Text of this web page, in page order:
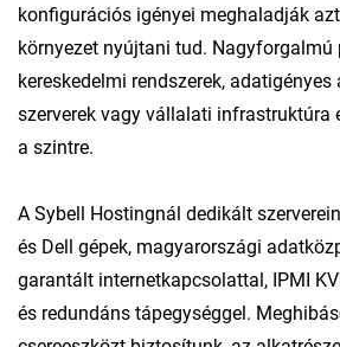
konfigurációs igényei meghaladják
környezet nyújtani tud. Nagyforgalmú
kereskedelmi rendszerek,
szerverek vagy vállalati infrastruktúra
a szintre.
A Sybell Hostingnál dedikált
és Dell gépek, magyarországi
garantált internetkapcsolattal, IPMI
és redundáns tápegységgel.